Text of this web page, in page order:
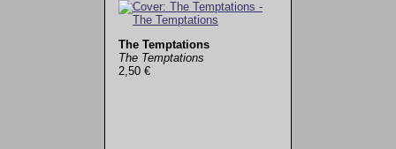
The Temptations
The Temptations
2,50 €